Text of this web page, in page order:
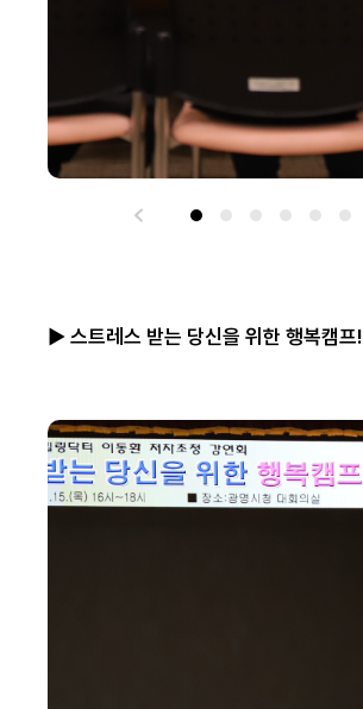
▶ 스트레스 받는 당신을 위한 행복캠프!